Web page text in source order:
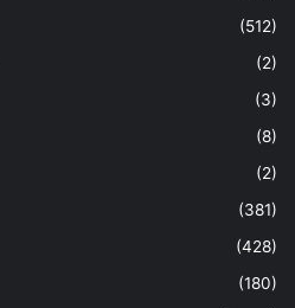
(512)
(2)
(3)
(8)
(2)
(381)
(428)
(180)